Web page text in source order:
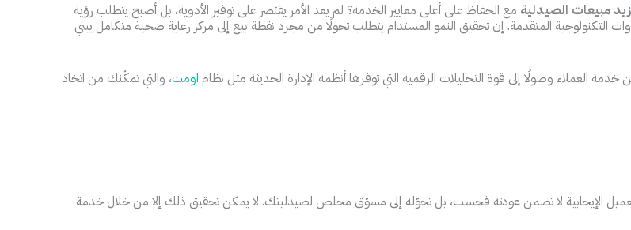
مبيعات الصيدلية مع الحفاظ على أعلى معايير الخدمة؟ لم يعد الأمر يقتصر على توفير الأدوية، بل أصبح يتطلب رؤية
التكنولوجية المتقدمة. إن تحقيق النمو المستدام يتطلب تحولًا من مجرد نقطة بيع إلى مركز رعاية صحية متكامل يبني
العملاء وصولًا إلى قوة التحليلات الرقمية التي توفرها أنظمة الإدارة الحديثة مثل نظام اومت، والتي تمكّنك من اتخاذ
الإيجابية لا تضمن عودته فحسب، بل تحوّله إلى مسوّق مخلص لصيدليتك. لا يمكن تحقيق ذلك إلا من خلال خدمة